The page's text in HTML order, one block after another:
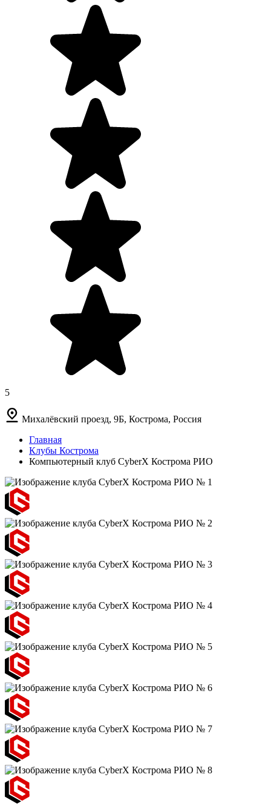
5
Михалёвский проезд, 9Б, Кострома, Россия
Главная
Клубы Кострома
Компьютерный клуб CyberX Кострома РИО